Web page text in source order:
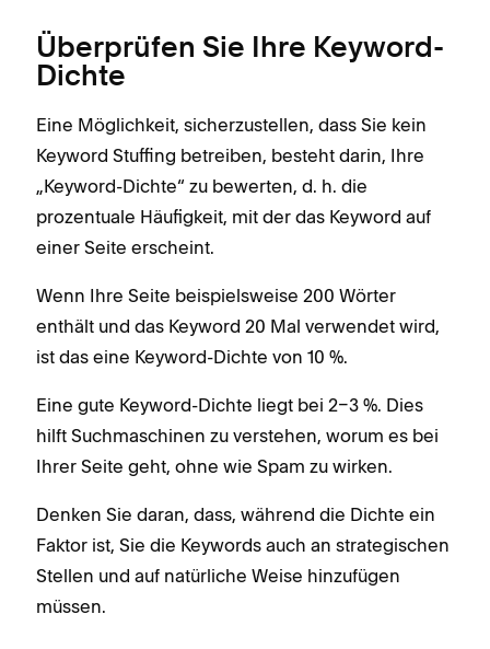
Überprüfen Sie Ihre Keyword-
Dichte
Eine Möglichkeit, sicherzustellen, dass Sie kein
Keyword Stuffing betreiben, besteht darin, Ihre
„Keyword-Dichte“ zu bewerten, d. h. die
prozentuale Häufigkeit, mit der das Keyword auf
einer Seite erscheint.
Wenn Ihre Seite beispielsweise 200 Wörter
enthält und das Keyword 20 Mal verwendet wird,
ist das eine Keyword-Dichte von 10 %.
Eine gute Keyword-Dichte liegt bei 2–3 %. Dies
hilft Suchmaschinen zu verstehen, worum es bei
Ihrer Seite geht, ohne wie Spam zu wirken.
Denken Sie daran, dass, während die Dichte ein
Faktor ist, Sie die Keywords auch an strategischen
Stellen und auf natürliche Weise hinzufügen
müssen.